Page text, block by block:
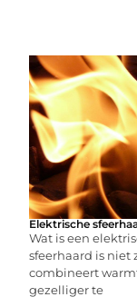
Elektrische
Wat is een
sfeerhaard is niet
combineert
gezelliger te